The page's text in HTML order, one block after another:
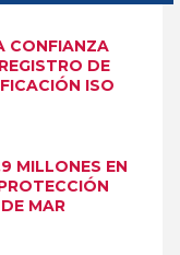
CONFIANZA
DE
ISO
MILLONES EN
MAR